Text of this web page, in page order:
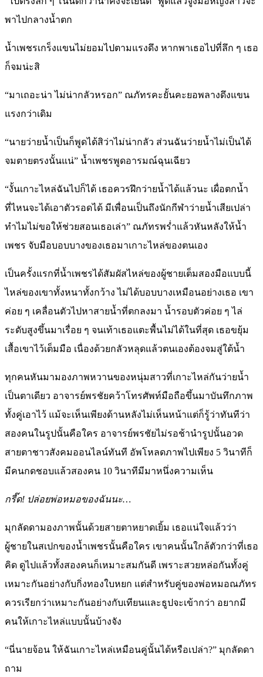
พาไปกลางน้ำตก
น้ำเพชรเกร็งแขนไม่ยอมไปตามแรงดึง หากพาเธอไปที่ลึก ๆ เธอ
ก็จมน่ะสิ
“มาเถอะน่า ไม่น่ากลัวหรอก” ณภัทรคะยั้นคะยอพลางดึงแขน
แรงกว่าเดิม
“นายว่ายน้ำเป็นก็พูดได้สิว่าไม่น่ากลัว ส่วนฉันว่ายน้ำไม่เป็นได้
จมตายตรงนั้นแน่” น้ำเพชรพูดอารมณ์ฉุนเฉียว
“งั้นเกาะไหล่ฉันไปก็ได้ เธอควรฝึกว่ายน้ำได้แล้วนะ เผื่อตกน้ำ
ที่ไหนจะได้เอาตัวรอดได้ มีเพื่อนเป็นถึงนักกีฬาว่ายน้ำเสียเปล่า
ทำไมไม่ขอให้ช่วยสอนเธอเล่า” ณภัทรพร่ำแล้วหันหลังให้น้ำ
เพชร จับมือบอบบางของเธอมาเกาะไหล่ของตนเอง
เป็นครั้งแรกที่น้ำเพชรได้สัมผัสไหล่ของผู้ชายเต็มสองมือแบบนี้
ไหล่ของเขาทั้งหนาทั้งกว้าง ไม่ได้บอบบางเหมือนอย่างเธอ เขา
ค่อย ๆ เคลื่อนตัวไปหาสายน้ำที่ตกลงมา น้ำรอบตัวค่อย ๆ ไล่
ระดับสูงขึ้นมาเรื่อย ๆ จนเท้าเธอแตะพื้นไม่ได้ในที่สุด เธอขยุ้ม
เสื้อเขาไว้เต็มมือ เนื่องด้วยกลัวหลุดแล้วตนเองต้องจมสู่ใต้น้ำ
ทุกคนหันมามองภาพหวานของหนุ่มสาวที่เกาะไหล่กันว่ายน้ำ
เป็นตาเดียว อาจารย์พรชัยคว้าโทรศัพท์มือถือขึ้นมาบันทึกภาพ
ทั้งคู่เอาไว้ แม้จะเห็นเพียงด้านหลังไม่เห็นหน้าแต่ก็รู้ว่าทันทีว่า
สองคนในรูปนั้นคือใคร อาจารย์พรชัยไม่รอช้านำรูปนั้นอวด
สายตาชาวสังคมออนไลน์ทันที อัพโหลดภาพไปเพียง 5 วินาทีก็
มีคนกดชอบแล้วสองคน 10 วินาทีมีมาหนึ่งความเห็น
กรี๊ด! ปล่อยพ่อหมอของฉันนะ…
มุกลัดดามองภาพนั้นด้วยสายตาหยาดเยิ้ม เธอแน่ใจแล้วว่า
ผู้ชายในสเปกของน้ำเพชรนั้นคือใคร เขาคนนั้นใกล้ตัวกว่าที่เธอ
คิด ดูไปแล้วทั้งสองคนก็เหมาะสมกันดี เพราะสวยหล่อกันทั้งคู่
เหมาะกันอย่างกับกิ่งทองใบหยก แต่สำหรับคู่ของพ่อหมอณภัทร
ควรเรียกว่าเหมาะกันอย่างกับเทียนและธูปจะเข้ากว่า อยากมี
คนให้เกาะไหล่แบบนั้นบ้างจัง
“นี่นายจ้อน ให้ฉันเกาะไหล่เหมือนคู่นั้นได้หรือเปล่า?” มุกลัดดา
ถาม